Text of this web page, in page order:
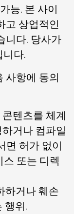
능. 본 사이
고 상업적인
니다. 당사가
다.
사항에 동의
텐츠를 체계
거나 컴파일
면 허가 없이
또는 디렉
하거나 훼손
행위.